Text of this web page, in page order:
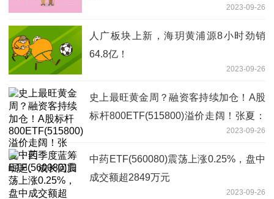
2023-09-26
人广板块上新，海玥黄浦源8小时劲销
64.8亿！
2023-09-26
史上最旺黄金周？融资客持续加仓！A股
标杆800ETF(515800)溢价走阔！张夏：
2023-09-26
中药ETF(560080)震荡上涨0.25%，盘中
成交额超2849万元
2023-09-26